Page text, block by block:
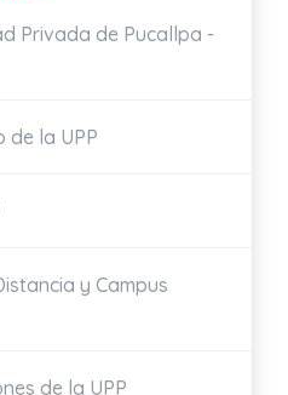
Privada de Pucallpa -
de la UPP
y Campus
de la UPP